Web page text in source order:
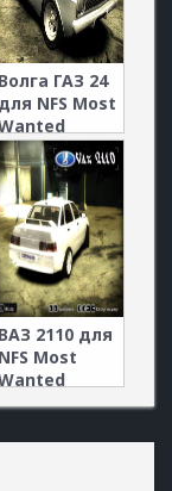
Волга ГАЗ 24
для NFS Most
ВАЗ 2110 для
NFS Most